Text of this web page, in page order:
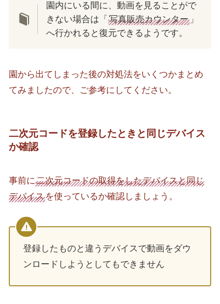
園内にいる間に、動画を見ることがで
きない場合は「写真販売カウンター 」
へ行かれると復元できるようです。
園から出てしまった後の対処法をいくつかまとめ
てみましたので、ご参考にしてください。
二次元コードを登録したときと同じデバイス
か確認
事前に二次元コードの取得をしたデバイスと同じ
デバイスを使っているか確認しましょう。
登録したものと違うデバイスで動画をダウ
ンロードしようとしてもできません